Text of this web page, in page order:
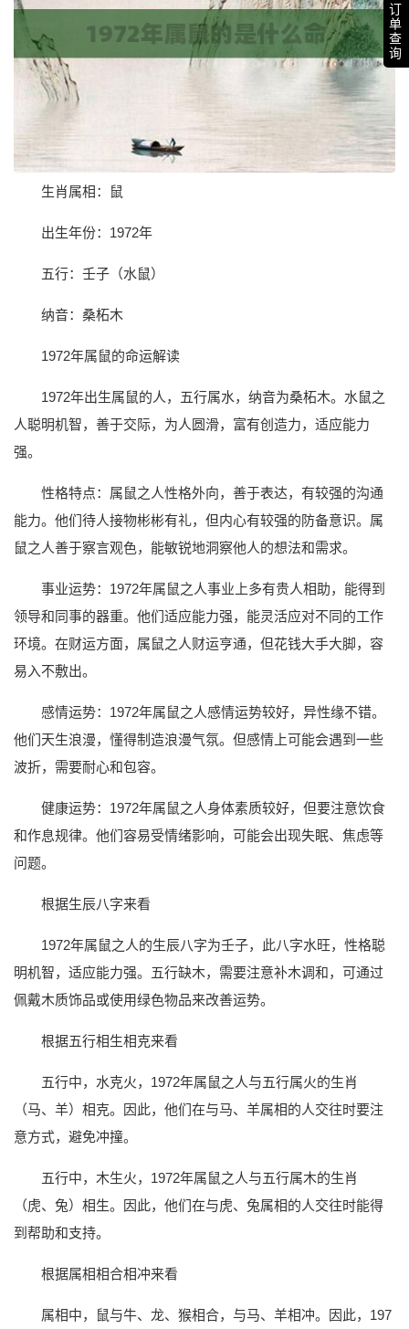
订
单
查
询
生肖属相：鼠
出生年份：1972年
五行：壬子（水鼠）
纳音：桑柘木
1972年属鼠的命运解读
1972年出生属鼠的人，五行属水，纳音为桑柘木。水鼠之
人聪明机智，善于交际，为人圆滑，富有创造力，适应能力
强。
性格特点：属鼠之人性格外向，善于表达，有较强的沟通
能力。他们待人接物彬彬有礼，但内心有较强的防备意识。属
鼠之人善于察言观色，能敏锐地洞察他人的想法和需求。
事业运势：1972年属鼠之人事业上多有贵人相助，能得到
领导和同事的器重。他们适应能力强，能灵活应对不同的工作
环境。在财运方面，属鼠之人财运亨通，但花钱大手大脚，容
易入不敷出。
感情运势：1972年属鼠之人感情运势较好，异性缘不错。
他们天生浪漫，懂得制造浪漫气氛。但感情上可能会遇到一些
波折，需要耐心和包容。
健康运势：1972年属鼠之人身体素质较好，但要注意饮食
和作息规律。他们容易受情绪影响，可能会出现失眠、焦虑等
问题。
根据生辰八字来看
1972年属鼠之人的生辰八字为壬子，此八字水旺，性格聪
明机智，适应能力强。五行缺木，需要注意补木调和，可通过
佩戴木质饰品或使用绿色物品来改善运势。
根据五行相生相克来看
五行中，水克火，1972年属鼠之人与五行属火的生肖
（马、羊）相克。因此，他们在与马、羊属相的人交往时要注
意方式，避免冲撞。
五行中，木生火，1972年属鼠之人与五行属木的生肖
（虎、兔）相生。因此，他们在与虎、兔属相的人交往时能得
到帮助和支持。
根据属相相合相冲来看
属相中，鼠与牛、龙、猴相合，与马、羊相冲。因此，197